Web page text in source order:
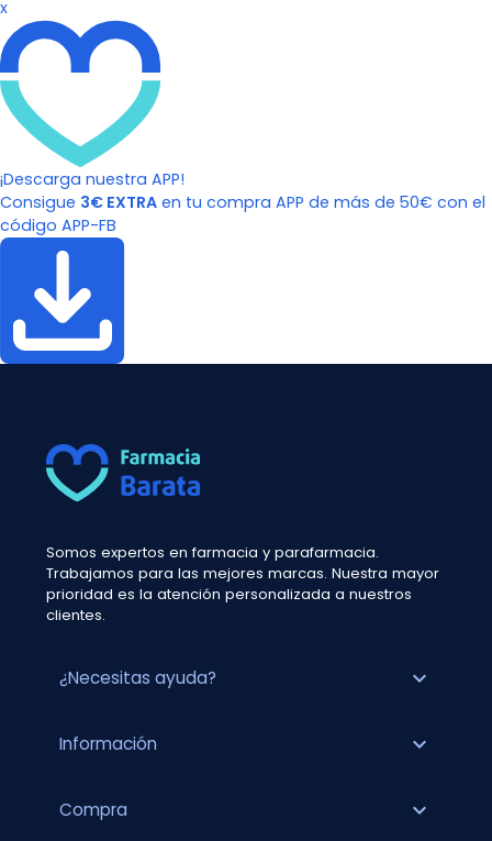
x
¡Descarga nuestra APP!
Consigue 3€ EXTRA en tu compra APP de más de 50€ con el
código APP-FB
Somos expertos en farmacia y parafarmacia.
Trabajamos para las mejores marcas. Nuestra mayor
prioridad es la atención personalizada a nuestros
clientes.
¿Necesitas ayuda? expand_more
Información expand_more
Compra expand_more